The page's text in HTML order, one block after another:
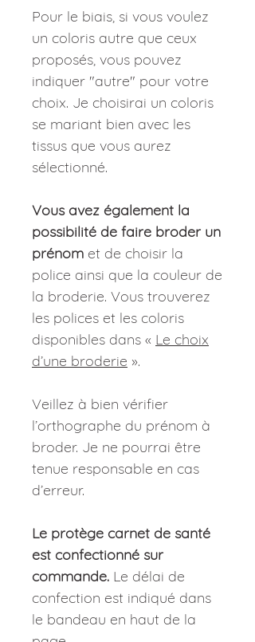
Pour le biais, si vous voulez
un coloris autre que ceux
proposés, vous pouvez
indiquer "autre" pour votre
choix. Je choisirai un coloris
se mariant bien avec les
tissus que vous aurez
sélectionné.
Vous avez également la
possibilité de faire broder un
prénom et de choisir la
police ainsi que la couleur de
la broderie. Vous trouverez
les polices et les coloris
disponibles dans « Le choix
d’une broderie ».
Veillez à bien vérifier
l’orthographe du prénom à
broder. Je ne pourrai être
tenue responsable en cas
d’erreur.
Le protège carnet de santé
est confectionné sur
commande. Le délai de
confection est indiqué dans
le bandeau en haut de la